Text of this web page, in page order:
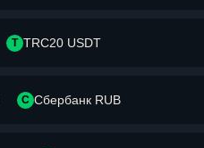
T TRC20 USDT
С Сбербанк RUB